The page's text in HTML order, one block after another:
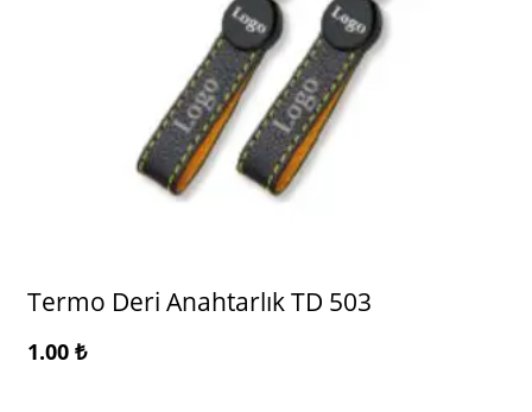
Termo Deri Anahtarlık TD 503
1.00 ₺